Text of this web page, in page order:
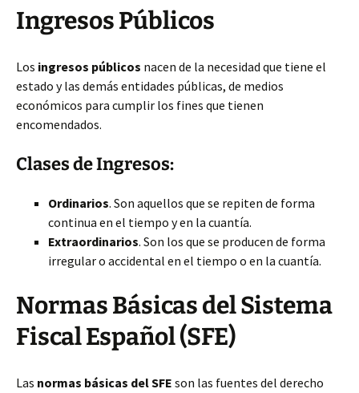
Ingresos Públicos
Los ingresos públicos nacen de la necesidad que tiene el
estado y las demás entidades públicas, de medios
económicos para cumplir los fines que tienen
encomendados.
Clases de Ingresos:
Ordinarios. Son aquellos que se repiten de forma
continua en el tiempo y en la cuantía.
Extraordinarios. Son los que se producen de forma
irregular o accidental en el tiempo o en la cuantía.
Normas Básicas del Sistema
Fiscal Español (SFE)
Las normas básicas del SFE son las fuentes del derecho